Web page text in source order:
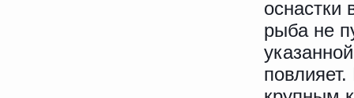
оснастки
рыба не